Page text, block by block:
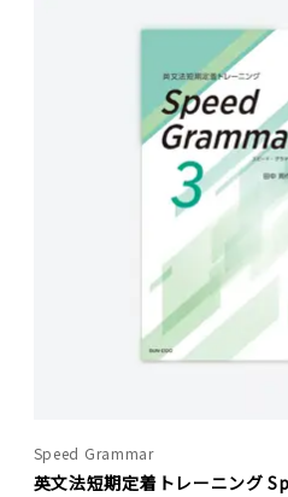
Speed Grammar
英文法短期定着トレーニング